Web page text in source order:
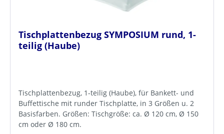
Tischplattenbezug SYMPOSIUM rund, 1-
teilig (Haube)
Tischplattenbezug, 1-teilig (Haube), für Bankett- und
Buffettische mit runder Tischplatte, in 3 Größen u. 2
Basisfarben. Größen: Tischgröße: ca. Ø 120 cm, Ø 150
cm oder Ø 180 cm.